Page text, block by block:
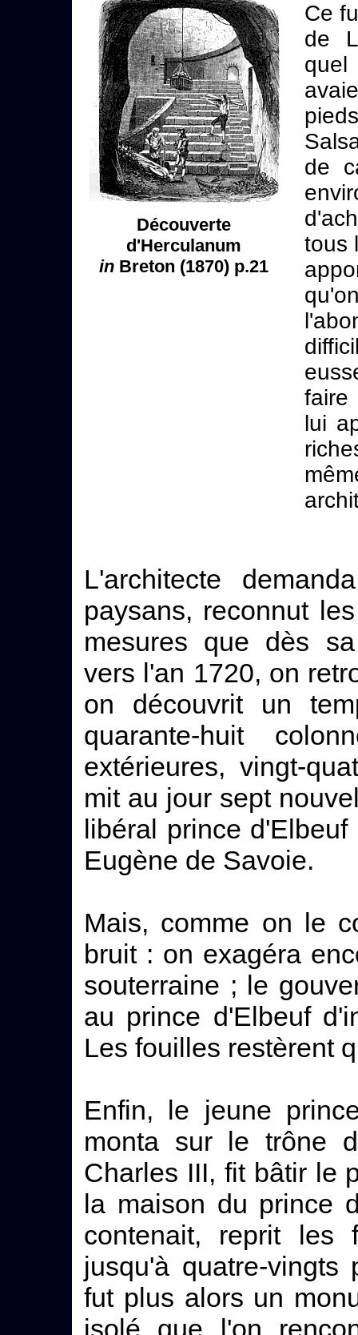
Découverte
d'Herculanum
inBreton (1870) p.21
Ce
de
quel
de
tous
faire
lui
L'architecte
paysans, reconnut
mesures que dès
vers l'an 1720, on
on découvrit un
quarante-huit
extérieures, vingt-
mit au jour sept
libéral prince
Eugène de Savoie.
Mais, comme on le
bruit : on exagéra
souterraine ; le
au prince d'Elbeuf
Les fouilles restèrent
Enfin, le jeune
monta sur le trône
Charles III, fit bâtir le
la maison du prince
contenait, reprit les
jusqu'à quatre-
fut plus alors un
isolé que l'on